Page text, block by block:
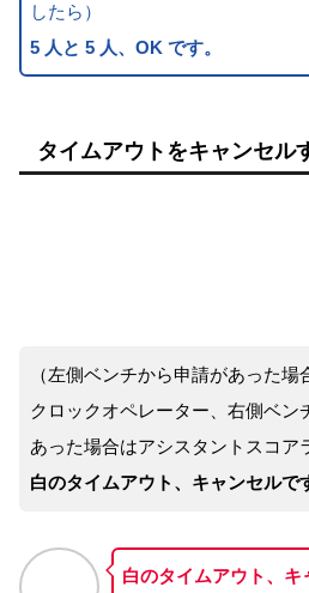
したら）
5 人と 5 人、OK です。
タイムアウトをキャンセル
（左側ベンチから申請があった場
クロックオペレーター、右側ベン
あった場合はアシスタントスコア
白のタイムアウト、キャンセルで
白のタイムアウト、キ